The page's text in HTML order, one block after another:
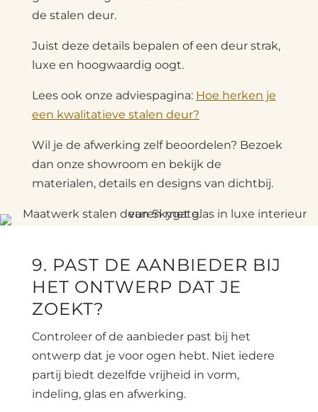
de stalen deur.
Juist deze details bepalen of een deur strak,
luxe en hoogwaardig oogt.
Lees ook onze adviespagina: Hoe herken je
een kwalitatieve stalen deur?
Wil je de afwerking zelf beoordelen? Bezoek
dan onze showroom en bekijk de
materialen, details en designs van dichtbij.
9. PAST DE AANBIEDER BIJ
HET ONTWERP DAT JE
ZOEKT?
Controleer of de aanbieder past bij het
ontwerp dat je voor ogen hebt. Niet iedere
partij biedt dezelfde vrijheid in vorm,
indeling, glas en afwerking.